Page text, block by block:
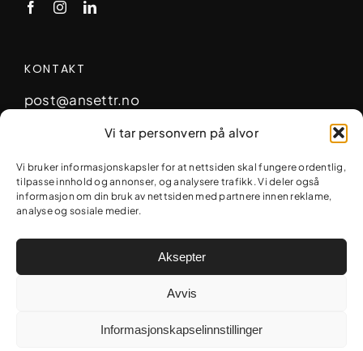
Vi tar personvern på alvor
Vi bruker informasjonskapsler for at nettsiden skal fungere ordentlig,
tilpasse innhold og annonser, og analysere trafikk. Vi deler også
informasjon om din bruk av nettsiden med partnere innen reklame,
analyse og sosiale medier.
Aksepter
Avvis
Informasjonskapselinnstillinger
KONTAKT
post@ansettr.no
905 19 426
Arbins Gate 2, 0253 Oslo
Cookieerklæring